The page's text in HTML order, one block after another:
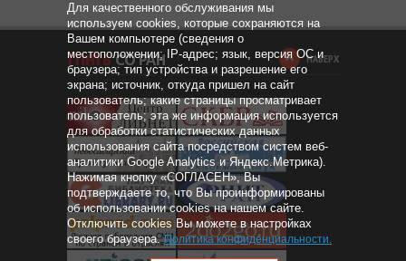
НАВЕРХ
Для качественного обслуживания мы
используем cookies, которые сохраняются на
Вашем компьютере (сведения о
местоположении; IP-адрес; язык, версия ОС и
браузера; тип устройства и разрешение его
экрана; источник, откуда пришел на сайт
пользователь; какие страницы просматривает
пользователь; эта же информация используется
для обработки статистических данных
использования сайта посредством систем веб-
аналитики Google Analytics и Яндекс.Метрика).
Нажимая кнопку «СОГЛАСЕН», Вы
подтверждаете то, что Вы проинформированы
об использовании cookies на нашем сайте.
Отключить cookies Вы можете в настройках
своего браузера.Политика конфиденциальности.